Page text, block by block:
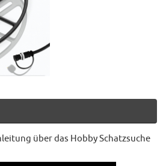
über das Hobby Schatzsuche